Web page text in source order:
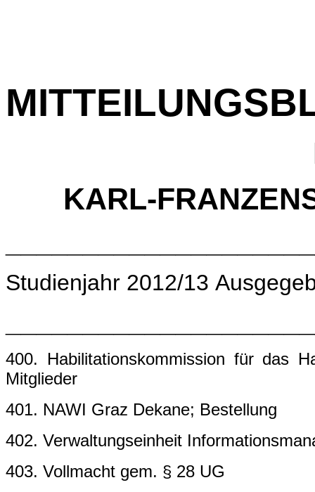
KARL-
Studienjahr 2012/13
400. Habilitationskommission für das
Mitglieder
401. NAWI Graz Dekane; Bestellung
402. Verwaltungseinheit
403. Vollmacht gem. § 28 UG